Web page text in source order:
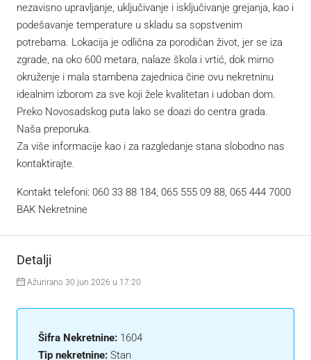
nezavisno upravljanje, uključivanje i isključivanje grejanja, kao i
podešavanje temperature u skladu sa sopstvenim
potrebama. Lokacija je odlična za porodičan život, jer se iza
zgrade, na oko 600 metara, nalaze škola i vrtić, dok mirno
okruženje i mala stambena zajednica čine ovu nekretninu
idealnim izborom za sve koji žele kvalitetan i udoban dom.
Preko Novosadskog puta lako se doazi do centra grada.
Naša preporuka.
Za više informacije kao i za razgledanje stana slobodno nas
kontaktirajte.
Kontakt telefoni: 060 33 88 184, 065 555 09 88, 065 444 7000
BAK Nekretnine
Detalji
Ažurirano 30 jun 2026 u 17:20
Šifra Nekretnine: 1604
Tip nekretnine: Stan